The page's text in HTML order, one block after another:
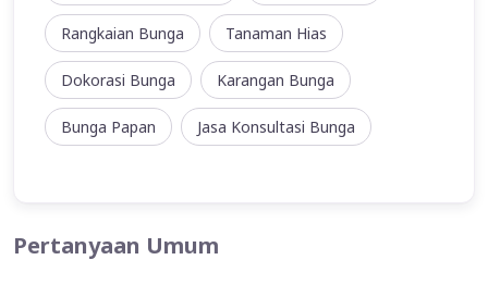
Rangkaian Bunga Tanaman Hias
Dokorasi Bunga Karangan Bunga
Bunga Papan Jasa Konsultasi Bunga
Pertanyaan Umum